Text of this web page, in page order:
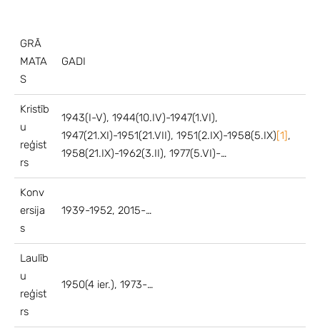
GRĀ
MATA
S
GADI
Kristīb
u
reģist
rs
1943(I-V), 1944(10.IV)-1947(1.VI),
1947(21.XI)-1951(21.VII), 1951(2.IX)-1958(5.IX)[1],
1958(21.IX)-1962(3.II), 1977(5.VI)-…
Konv
ersija
s
1939-1952, 2015-…
Laulīb
u
reģist
rs
1950(4 ier.), 1973-…